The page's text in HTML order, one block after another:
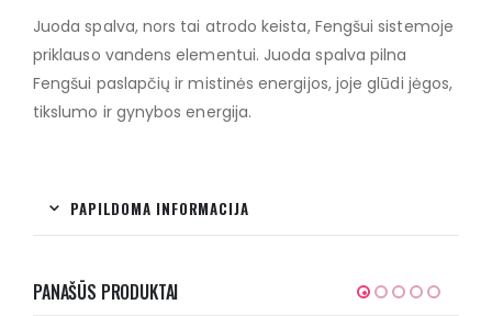
Juoda spalva, nors tai atrodo keista, Fengšui sistemoje
priklauso vandens elementui. Juoda spalva pilna
Fengšui paslapčių ir mistinės energijos, joje glūdi jėgos,
tikslumo ir gynybos energija.
PAPILDOMA INFORMACIJA
PANAŠŪS PRODUKTAI